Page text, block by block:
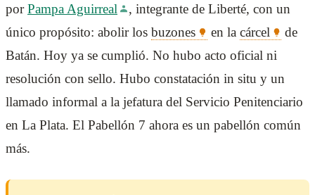
porPampa Aguirreal
, integrante de Liberté, con un
único propósito: abolir los buzones en la cárcel
de
Batán. Hoy ya se cumplió. No hubo acto oficial ni
resolución con sello. Hubo constatación in situ y un
llamado informal a la jefatura del Servicio Penitenciario
en La Plata. El Pabellón 7 ahora es un pabellón común
más.